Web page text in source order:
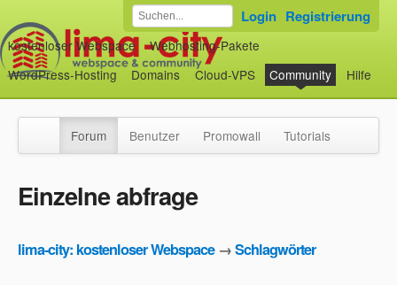
kostenloser Webspace
Webhosting-Pakete
WordPress-Hosting
Domains Cloud-VPS Community Hilfe
Login Registrierung
Forum Benutzer Promowall Tutorials
Einzelne abfrage
lima-city: kostenloser Webspace→Schlagwörter